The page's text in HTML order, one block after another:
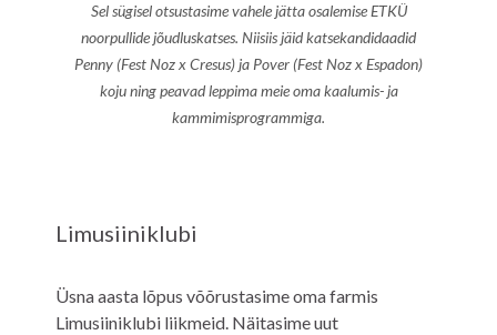
Sel sügisel otsustasime vahele jätta osalemise ETKÜ
noorpullide jõudluskatses. Niisiis jäid katsekandidaadid
Penny (Fest Noz x Cresus) ja Pover (Fest Noz x Espadon)
koju ning peavad leppima meie oma kaalumis- ja
kammimisprogrammiga.
Limusiiniklubi
Üsna aasta lõpus võõrustasime oma farmis
Limusiiniklubi liikmeid. Näitasime uut